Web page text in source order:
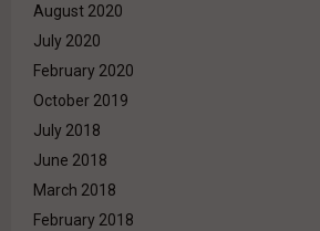
August 2020
July 2020
February 2020
October 2019
July 2018
June 2018
March 2018
February 2018